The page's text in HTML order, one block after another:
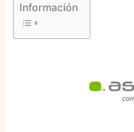
Información